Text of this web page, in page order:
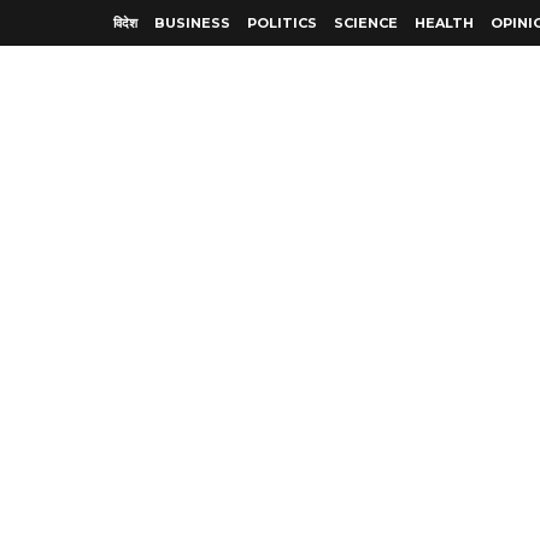
विदेश BUSINESS POLITICS SCIENCE HEALTH